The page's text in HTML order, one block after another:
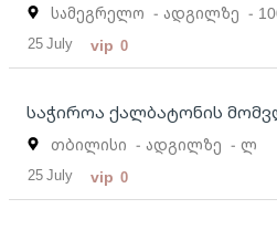
სამეგრელო - ადგილზე -
25 July vip 0
საჭიროა ქალბატონის
თბილისი - ადგილზე - ლ
25 July vip 0